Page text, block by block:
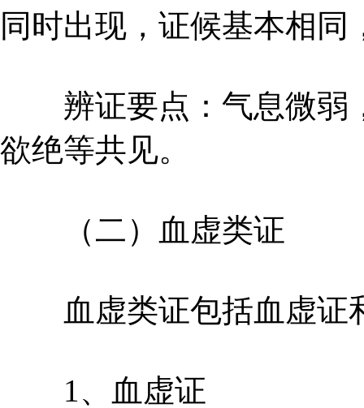
同时出现，证候基本相
辨证要点：气息微弱
欲绝等共见。
（二）血虚类证
血虚类证包括血虚证
1、血虚证